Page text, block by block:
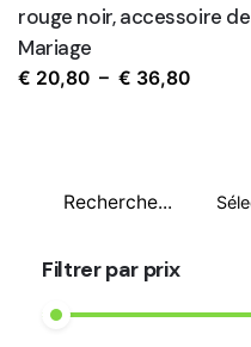
Recherche
Filtrer par prix
rouge noir, accessoire de
Mariage
€ 20,80 – € 36,80Plage